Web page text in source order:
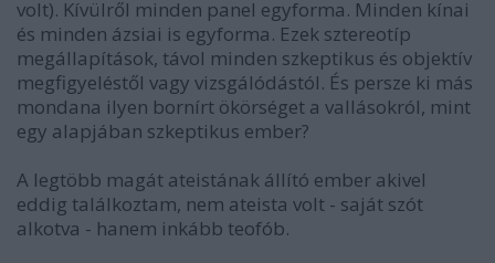
volt). Kívülről minden panel egyforma. Minden kínai
és minden ázsiai is egyforma. Ezek sztereotíp
megállapítások, távol minden szkeptikus és objektív
megfigyeléstől vagy vizsgálódástól. És persze ki más
mondana ilyen bornírt ökörséget a vallásokról, mint
egy alapjában szkeptikus ember?
A legtöbb magát ateistának állító ember akivel
eddig találkoztam, nem ateista volt - saját szót
alkotva - hanem inkább teofób.